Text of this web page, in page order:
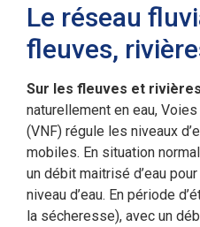
Le réseau
fleuves,
Sur les fleuves et
naturellement en eau,
(VNF) régule les niveaux
mobiles. En situation
un débit maitrisé d’eau
niveau d’eau. En période
la sécheresse), avec un